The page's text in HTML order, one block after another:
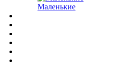
Маленькие